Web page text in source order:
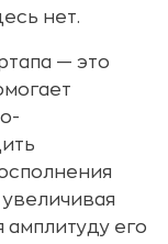
нет.
— это
его